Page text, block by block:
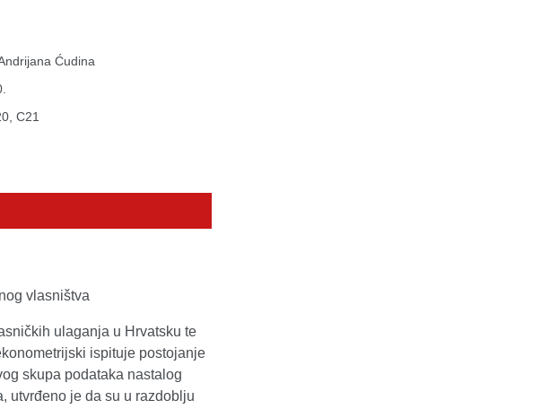
Ćudina
C21
vlasništva
ulaganja u Hrvatsku te
ispituje postojanje
skupa podataka nastalog
utvrđeno je da su u razdoblju